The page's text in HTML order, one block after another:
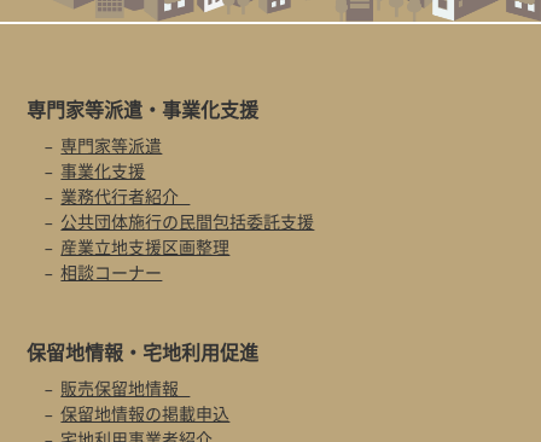
専門家等派遣・事業化支援
専門家等派遣
事業化支援
業務代行者紹介
公共団体施行の民間包括委託支援
産業立地支援区画整理
相談コーナー
保留地情報・ 宅地利用促進
販売保留地情報
保留地情報の掲載申込